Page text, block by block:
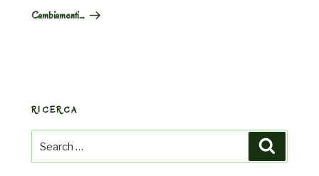
Cambiamenti…
RICERCA
Search
for: